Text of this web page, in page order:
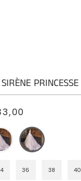
PRINCESSE
36 38 40